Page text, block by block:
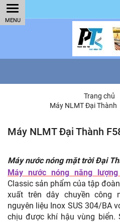
Trang chủ
Máy NLMT Đại Thành
Máy NLMT Đại Thành
Máy nước nóng mặt trời Đại
Máy nước nóng năng
Classic sản phẩm của tập
xuất trên dây chuyền công
nguyên liệu Inox SUS 304/BA
chịu được khí hậu vùng biển.